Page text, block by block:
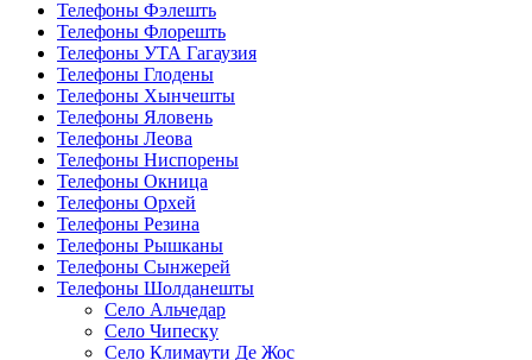
Телефоны Фэлешть
Телефоны Флорешть
Телефоны УТА Гагаузия
Телефоны Глодены
Телефоны Хынчешты
Телефоны Яловень
Телефоны Леова
Телефоны Ниспорены
Телефоны Окница
Телефоны Орхей
Телефоны Резина
Телефоны Рышканы
Телефоны Сынжерей
Телефоны Шолданешты
Село Альчедар
Село Чипеску
Село Климаути Де Жос